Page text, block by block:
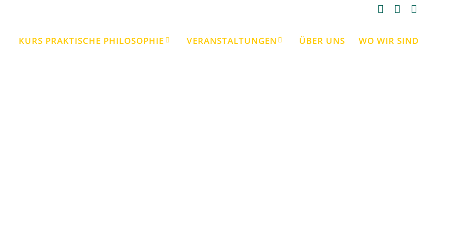
KURS PRAKTISCHE PHILOSOPHIE VERANSTALTUNGEN ÜBER UNS WO WIR SIND